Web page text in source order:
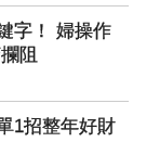
字！ 婦操作
阻
1招整年好財